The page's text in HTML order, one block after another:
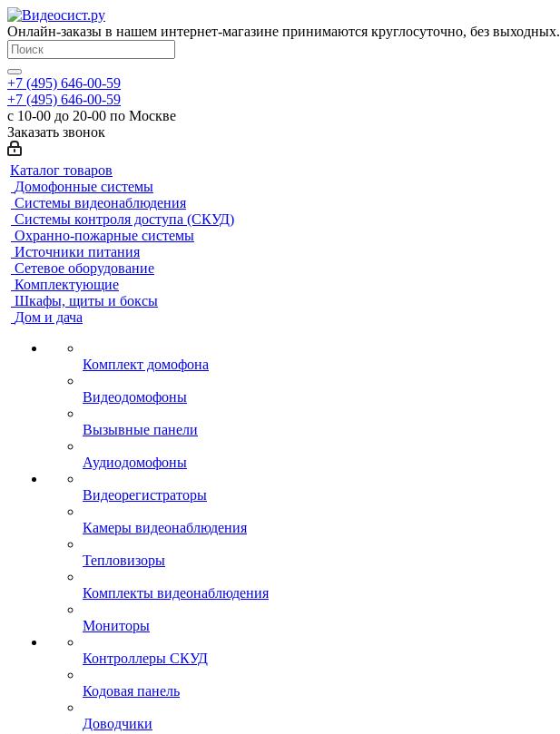
Онлайн-заказы в нашем интернет-магазине принимаются круглосуточно, без выходных.
+7 (495) 646-00-59
+7 (495) 646-00-59
с 10-00 до 20-00 по Москве
Заказать звонок
Каталог товаров
Домофонные системы
Системы видеонаблюдения
Системы контроля доступа (СКУД)
Охранно-пожарные системы
Источники питания
Сетевое оборудование
Комплектующие
Шкафы, щиты и боксы
Дом и дача
Комплект домофона
Видеодомофоны
Вызывные панели
Аудиодомофоны
Видеорегистраторы
Камеры видеонаблюдения
Тепловизоры
Комплекты видеонаблюдения
Мониторы
Контроллеры СКУД
Кодовая панель
Доводчики